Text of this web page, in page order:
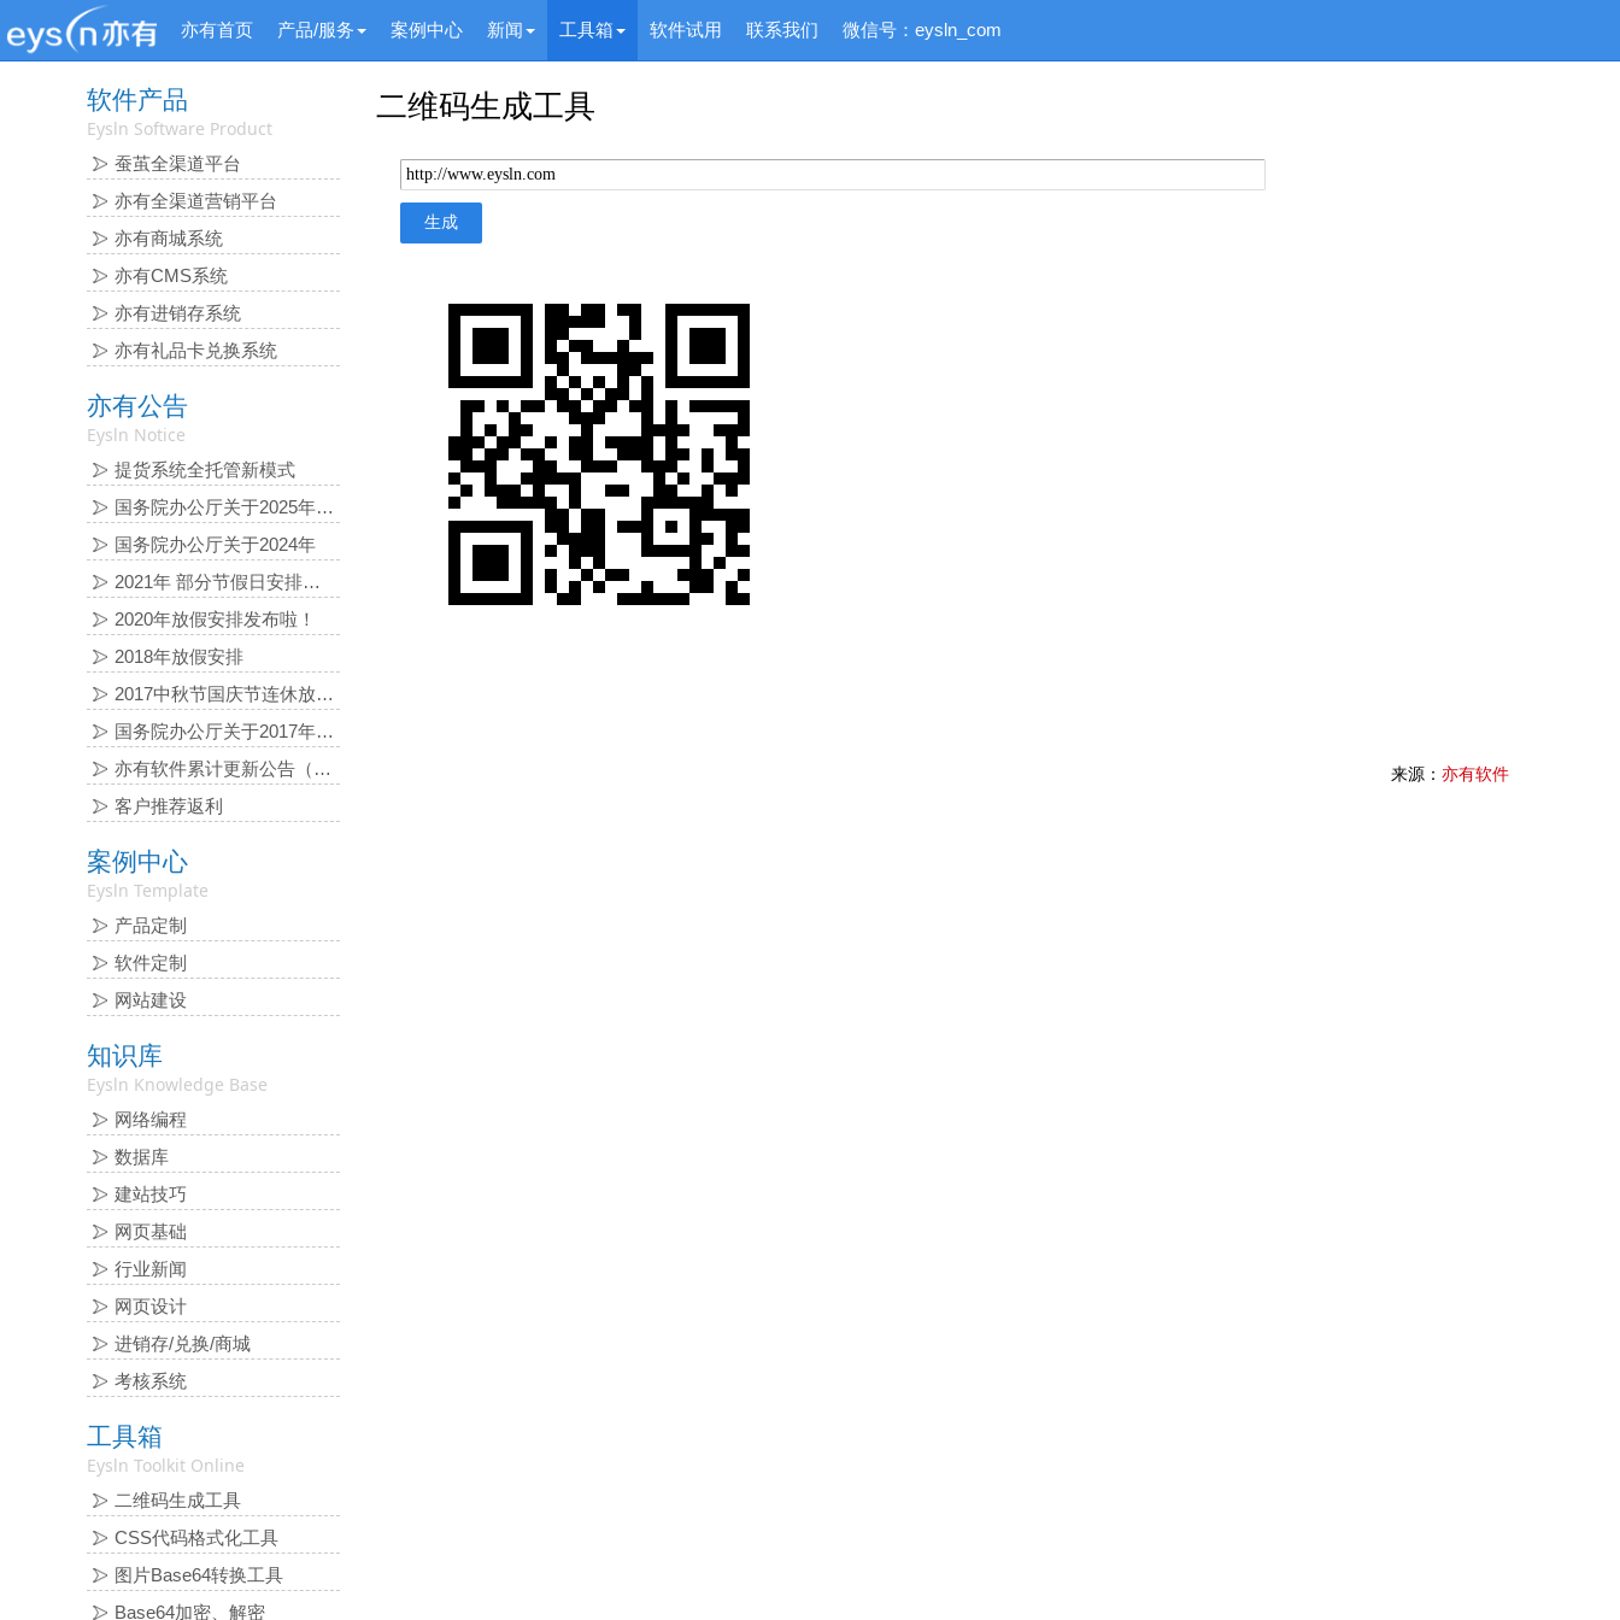
亦有首页 产品/服务 案例中心 新闻 工具箱 软件试用 联系我们 微信号：eysln_com
二维码生成工具
来源： 亦有软件
软件产品
Eysln Software Product
蚕茧全渠道平台
亦有全渠道营销平台
亦有商城系统
亦有CMS系统
亦有进销存系统
亦有礼品卡兑换系统
亦有公告
Eysln Notice
提货系统全托管新模式
国务院办公厅关于2025年 部分节假日安排的通知
国务院办公厅关于2024年
2021年 部分节假日安排的通知
2020年放假安排发布啦！
2018年放假安排
2017中秋节国庆节连休放假通知
国务院办公厅关于2017年 部分节假日安排的通知
亦有软件累计更新公告（2016-06-03）
客户推荐返利
案例中心
Eysln Template
产品定制
软件定制
网站建设
知识库
Eysln Knowledge Base
网络编程
数据库
建站技巧
网页基础
行业新闻
网页设计
进销存/兑换/商城
考核系统
工具箱
Eysln Toolkit Online
二维码生成工具
CSS代码格式化工具
图片Base64转换工具
Base64加密、解密